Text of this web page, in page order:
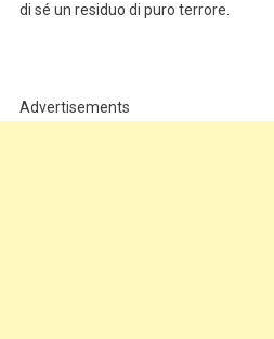
di sé un residuo di puro terrore.
Advertisements